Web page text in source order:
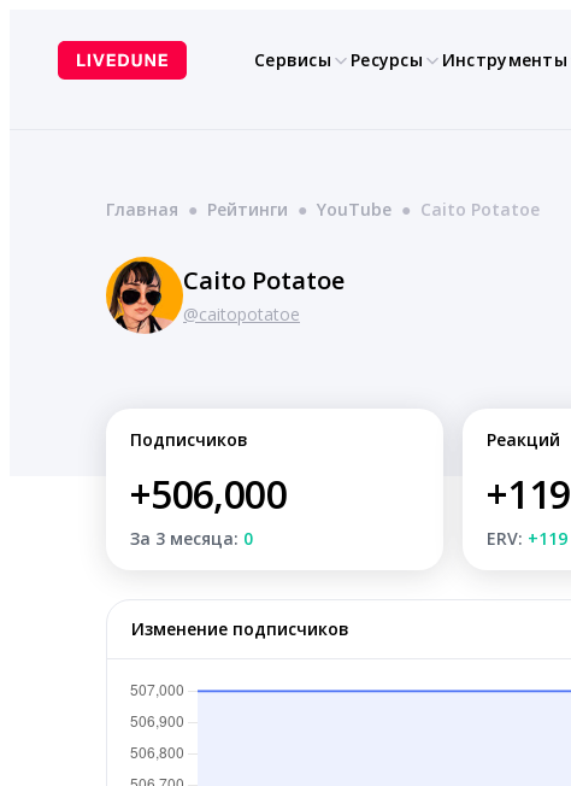
содержимому
Сервисы Ресурсы Инструменты
Главная ● Рейтинги ● YouTube ● Caito Potatoe
Caito Potatoe
@caitopotatoe
Подписчиков
+506,000
За 3 месяца: 0
Реакций
+119
ERV: +119
Изменение подписчиков